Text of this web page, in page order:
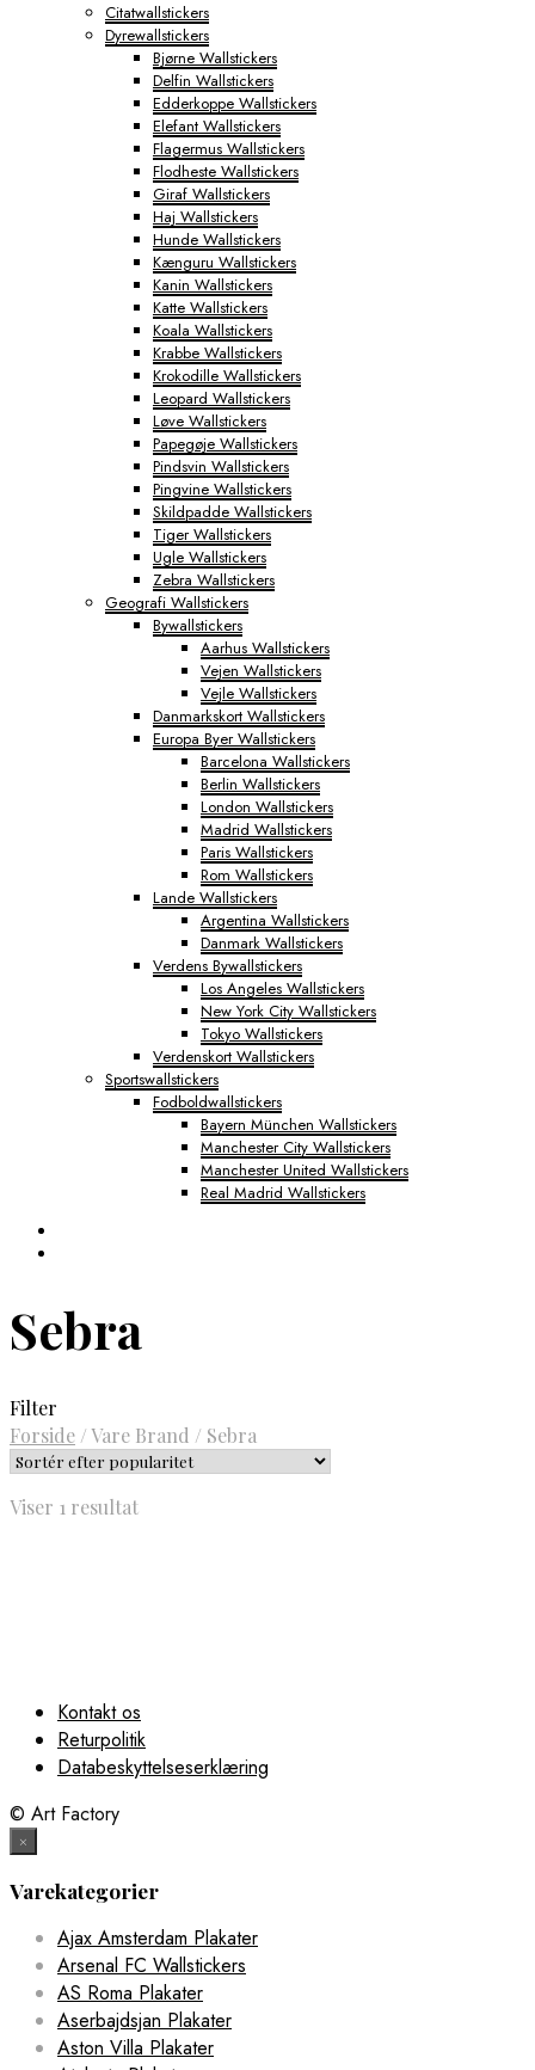
Citatwallstickers
Dyrewallstickers
Bjørne Wallstickers
Delfin Wallstickers
Edderkoppe Wallstickers
Elefant Wallstickers
Flagermus Wallstickers
Flodheste Wallstickers
Giraf Wallstickers
Haj Wallstickers
Hunde Wallstickers
Kænguru Wallstickers
Kanin Wallstickers
Katte Wallstickers
Koala Wallstickers
Krabbe Wallstickers
Krokodille Wallstickers
Leopard Wallstickers
Løve Wallstickers
Papegøje Wallstickers
Pindsvin Wallstickers
Pingvine Wallstickers
Skildpadde Wallstickers
Tiger Wallstickers
Ugle Wallstickers
Zebra Wallstickers
Geografi Wallstickers
Bywallstickers
Aarhus Wallstickers
Vejen Wallstickers
Vejle Wallstickers
Danmarkskort Wallstickers
Europa Byer Wallstickers
Barcelona Wallstickers
Berlin Wallstickers
London Wallstickers
Madrid Wallstickers
Paris Wallstickers
Rom Wallstickers
Lande Wallstickers
Argentina Wallstickers
Danmark Wallstickers
Verdens Bywallstickers
Los Angeles Wallstickers
New York City Wallstickers
Tokyo Wallstickers
Verdenskort Wallstickers
Sportswallstickers
Fodboldwallstickers
Bayern München Wallstickers
Manchester City Wallstickers
Manchester United Wallstickers
Real Madrid Wallstickers
Sebra
Filter
Forside /Vare Brand / Sebra
Viser 1 resultat
Kontakt os
Returpolitik
Databeskyttelseserklæring
© Art Factory
×
Varekategorier
Ajax Amsterdam Plakater
Arsenal FC Wallstickers
AS Roma Plakater
Aserbajdsjan Plakater
Aston Villa Plakater